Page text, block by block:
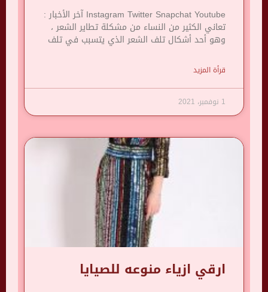
Instagram Twitter Snapchat Youtube آخر الأخبار :
تعاني الكثير من النساء من مشكلة تطاير الشعر ،
وهو أحد أشكال تلف الشعر الذي يتسبب في تلف
قرأة المزيد
1 نوفمبر، 2021
ارقي ازياء منوعه للصيايا